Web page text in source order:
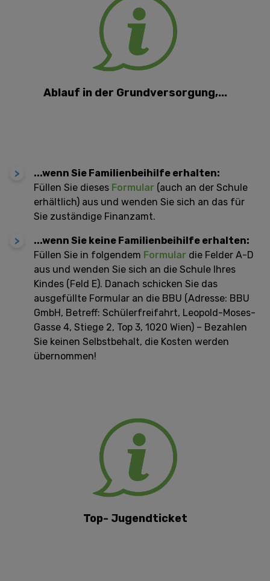
Ablauf in der Grundversorgung,...
...wenn Sie Familienbeihilfe erhalten:
Füllen Sie dieses Formular (auch an der Schule
erhältlich) aus und wenden Sie sich an das für
Sie zuständige Finanzamt.
...wenn Sie keine Familienbeihilfe erhalten:
Füllen Sie in folgendem Formular die Felder A-D
aus und wenden Sie sich an die Schule Ihres
Kindes (Feld E). Danach schicken Sie das
ausgefüllte Formular an die BBU (Adresse: BBU
GmbH, Betreff: Schülerfreifahrt, Leopold-Moses-
Gasse 4, Stiege 2, Top 3, 1020 Wien) – Bezahlen
Sie keinen Selbstbehalt, die Kosten werden
übernommen!
Top- Jugendticket